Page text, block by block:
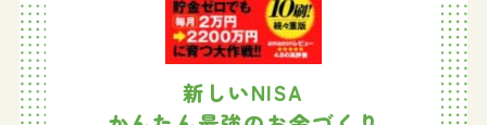
新しいNISA